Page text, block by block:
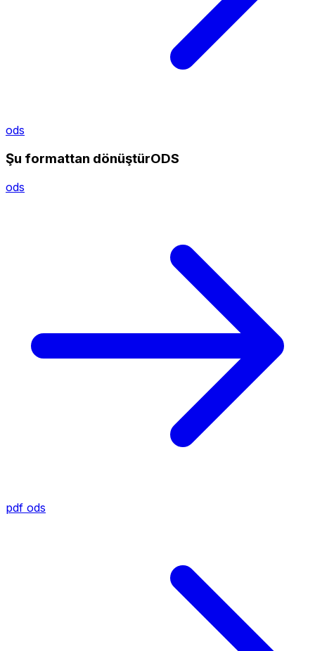
ods
Şu formattan dönüştürODS
ods
pdf ods